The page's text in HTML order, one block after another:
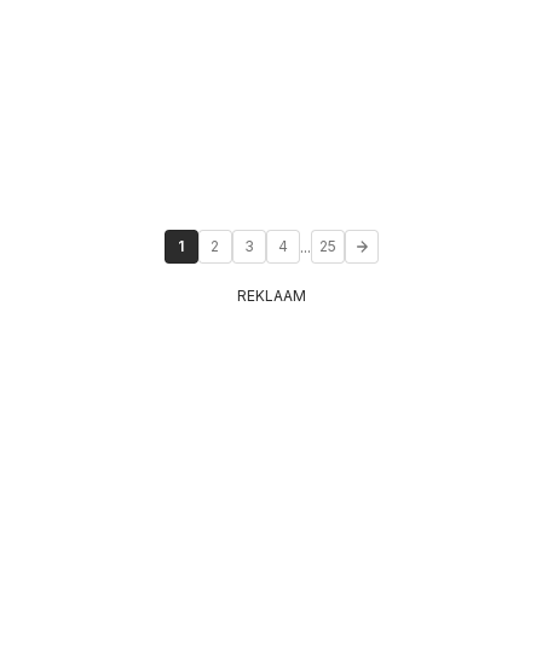
1 2 3 4 ... 25
REKLAAM